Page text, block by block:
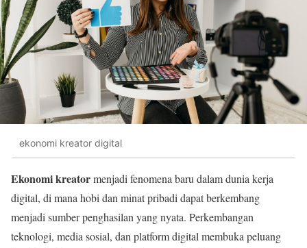
ekonomi kreator digital
Ekonomi kreatormenjadi fenomena baru dalam dunia kerja
digital, di mana hobi dan minat pribadi dapat berkembang
menjadi sumber penghasilan yang nyata. Perkembangan
teknologi, media sosial, dan platform digital membuka peluang